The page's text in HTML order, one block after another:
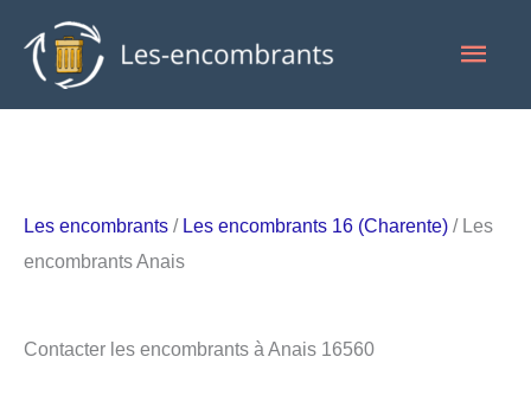
contenu
Les encombrants / Les encombrants 16 (Charente) / Les
encombrants Anais
Contacter les encombrants à Anais 16560